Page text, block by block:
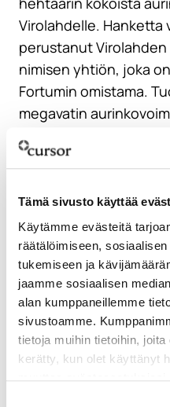
Tämä sivusto käyttää
Käytämme evästeitä
räätälöimiseen,
tukemiseen ja
jaamme sosiaalisen
alan kumppaneillemme
sivustoamme.
tietoja muihin tietoihin,
kerätty, kun olet käyttänyt
Virolahdelle. Hanketta
perustanut Virolahden
nimisen yhtiön, joka
Fortumin omistama.
megavatin
euroa.
kanssa on jo tehty.
voimalan tarvitseva
kaavoitus- ja
energian tuotanto
aikaisintaan vuonna
Aiheesta uutisoi mm.
21.6.2023.